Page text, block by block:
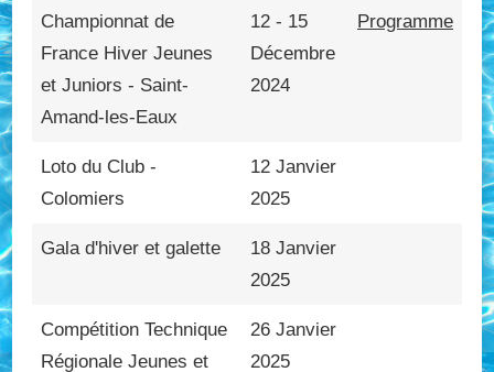
Championnat de
France Hiver Jeunes
et Juniors - Saint-
Amand-les-Eaux
12 - 15
Décembre
2024
Programme
Loto du Club -
Colomiers
12 Janvier
2025
Gala d'hiver et galette
18 Janvier
2025
Compétition Technique
Régionale Jeunes et
26 Janvier
2025